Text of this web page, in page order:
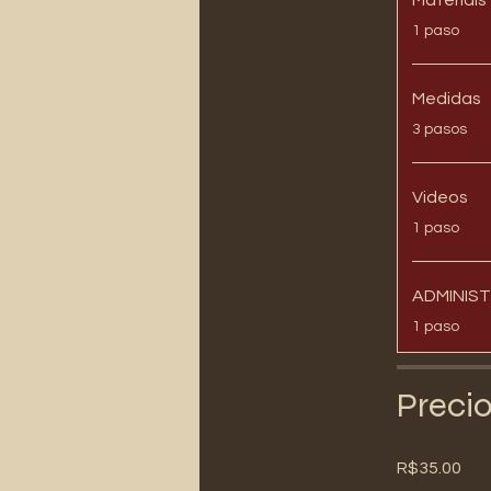
.1 paso
Medidas
.3 pasos
Videos
.1 paso
.1 paso
Precio
R$35.00